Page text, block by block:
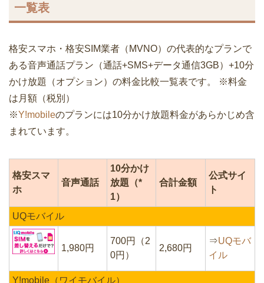
一覧表
格安スマホ・格安SIM業者（MVNO）の代表的なプランで
ある音声通話プラン（通話+SMS+データ通信3GB）+10分
かけ放題（オプション）の料金比較一覧表です。 ※料金
は月額（税別）
※Y!mobileのプランには10分かけ放題料金があらかじめ含
まれています。
格安スマ
ホ
音声通話
10分かけ
放題（*
1）
合計金額
公式サイ
ト
UQモバイル
1,980円
700円（2
0円）
2,680円
⇒UQモバ
イル
Y!mobile（ワイモバイル）